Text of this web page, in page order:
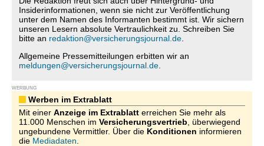
Insiderinformationen, wenn sie nicht zur Veröffentlichung
unter dem Namen des Informanten bestimmt ist. Wir sichern
unseren Lesern absolute Vertraulichkeit zu. Schreiben Sie
bitte an redaktion@versicherungsjournal.de
Allgemeine Pressemitteilungen erbitten wir an
meldungen@versicherungsjournal.de
WERBUNG
Werben im Extrablatt
Mit einer Anzeige im Extrablatt erreichen Sie mehr als
11.000 Menschen im Versicherungsvertrieb , überwiegend
ungebundene Vermittler. Über die Konditionen informieren
die Mediadaten